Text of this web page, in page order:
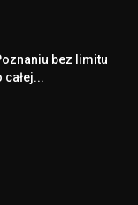
bez limitu